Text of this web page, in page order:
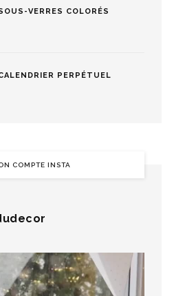
VERRES COLORÉS
PERPÉTUEL
COMPTE INSTA